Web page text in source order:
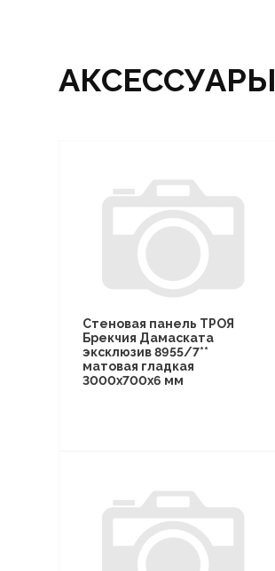
АКСЕССУАРЫ
Стеновая панель ТРОЯ
Брекчия Дамаската
эксклюзив 8955/7**
матовая гладкая
3000х700х6 мм